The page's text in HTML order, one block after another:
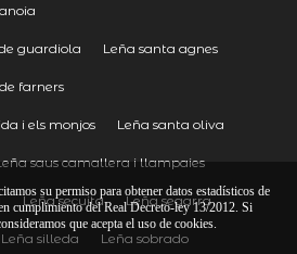
guardiola Leña santa agnes
farners
i els monjos Leña santa oliva
saus camallera i llampaies
Leña secuita Leña segarra
Leña silleda Leña sobrado
su permiso para obtener datos estadísticos de
cumplimiento del Real Decreto-ley 13/2012. Si
que acepta el uso de cookies.